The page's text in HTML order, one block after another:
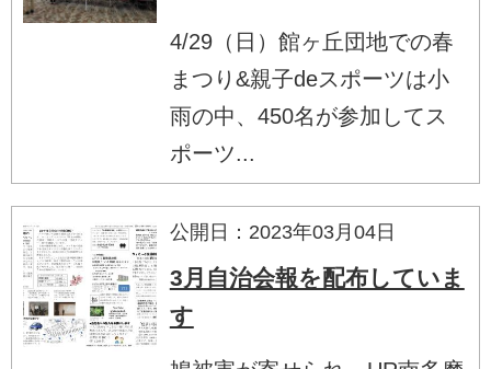
4/29（日）館ヶ丘団地での春
まつり&親子deスポーツは小
雨の中、450名が参加してス
ポーツ...
公開日：2023年03月04日
3月自治会報を配布していま
す